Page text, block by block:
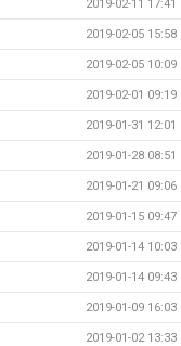
2019-02-11 17:41
2019-02-05 15:58
2019-02-05 10:09
2019-02-01 09:19
2019-01-31 12:01
2019-01-28 08:51
2019-01-21 09:06
2019-01-15 09:47
2019-01-14 10:03
2019-01-14 09:43
2019-01-09 16:03
2019-01-02 13:33